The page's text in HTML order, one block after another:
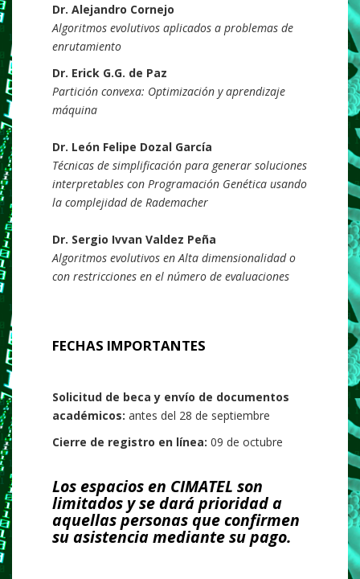
Dr. Alejandro Cornejo
Algoritmos evolutivos aplicados a problemas de
enrutamiento
Dr. Erick G.G. de Paz
Partición convexa: Optimización y aprendizaje
máquina
Dr. León Felipe Dozal García
Técnicas de simplificación para generar soluciones
interpretables con Programación Genética usando
la complejidad de Rademacher
Dr. Sergio Ivvan Valdez Peña
Algoritmos evolutivos en Alta dimensionalidad o
con restricciones en el número de evaluaciones
FECHAS IMPORTANTES
Solicitud de beca y envío de documentos
académicos: antes del 28 de septiembre
Cierre de registro en línea: 09 de octubre
Los espacios en CIMATEL son
limitados y se dará prioridad a
aquellas personas que confirmen
su asistencia mediante su pago.